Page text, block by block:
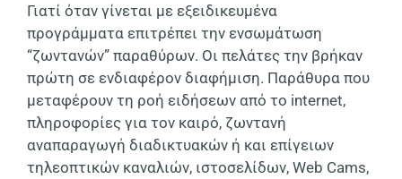
Γιατί όταν γίνεται με εξειδικευμένα
προγράμματα επιτρέπει την ενσωμάτωση
“ζωντανών” παραθύρων. Οι πελάτες την βρήκαν
πρώτη σε ενδιαφέρον διαφήμιση. Παράθυρα που
μεταφέρουν τη ροή ειδήσεων από το internet,
πληροφορίες για τον καιρό, ζωντανή
αναπαραγωγή διαδικτυακών ή και επίγειων
τηλεοπτικών καναλιών, ιστοσελίδων, Web Cams,